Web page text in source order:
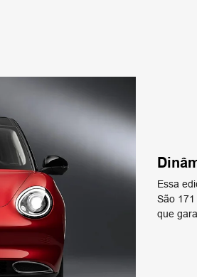
Essa
São
que